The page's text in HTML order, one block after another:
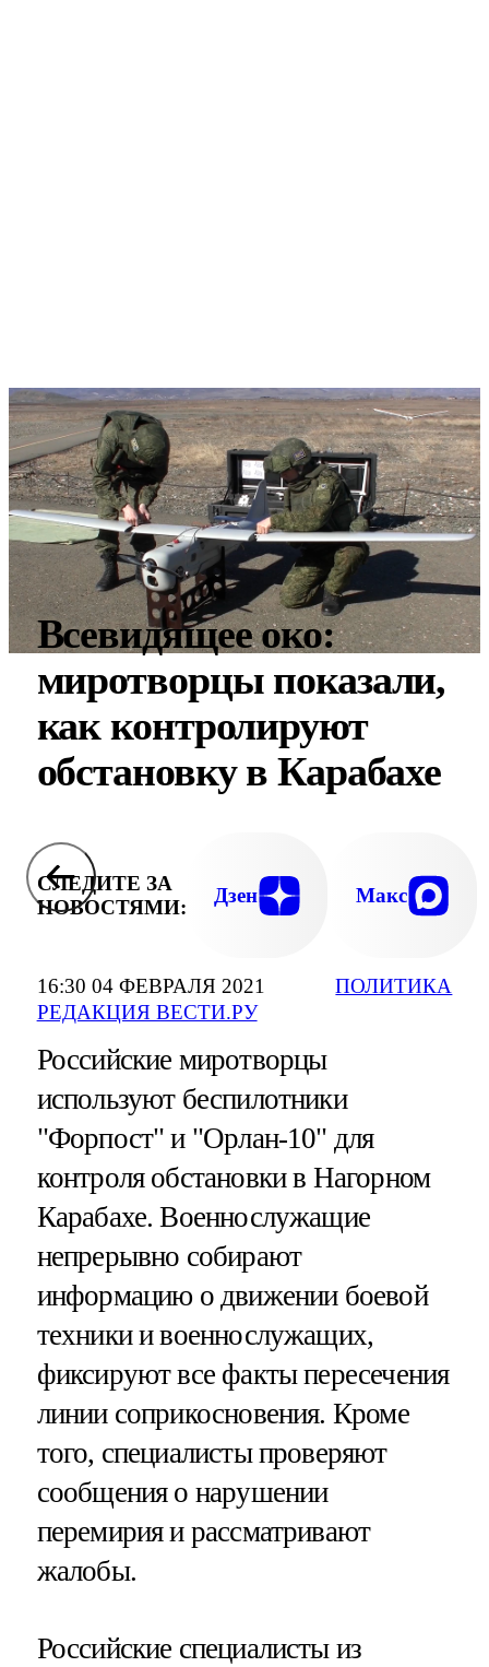
16:30 04 ФЕВРАЛЯ 2021
РЕДАКЦИЯ ВЕСТИ.РУ
ПОЛИТИКА
Всевидящее око:
миротворцы показали,
как контролируют
обстановку в Карабахе
СЛЕДИТЕ ЗА
НОВОСТЯМИ:
Дзен Макс
Российские миротворцы
используют беспилотники
"Форпост" и "Орлан-10" для
контроля обстановки в Нагорном
Карабахе. Военнослужащие
непрерывно собирают
информацию о движении боевой
техники и военнослужащих,
фиксируют все факты пересечения
линии соприкосновения. Кроме
того, специалисты проверяют
сообщения о нарушении
перемирия и рассматривают
жалобы.
Российские специалисты из